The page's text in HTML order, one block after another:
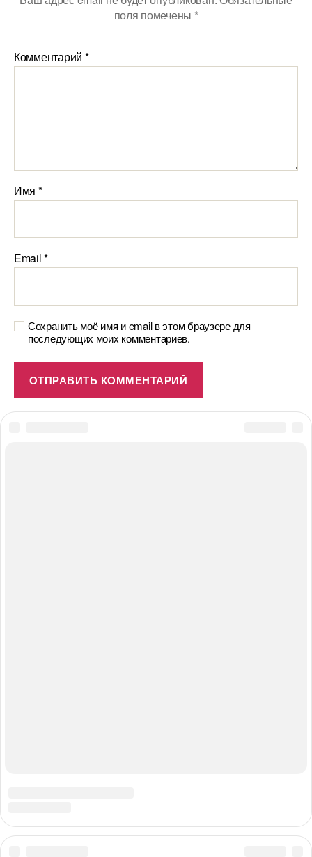
поля помечены *
Комментарий *
Имя *
Email*
Сохранить моё имя и email в этом браузере для
последующих моих комментариев.